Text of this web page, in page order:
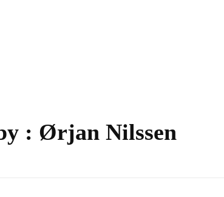
: Ørjan Nilssen